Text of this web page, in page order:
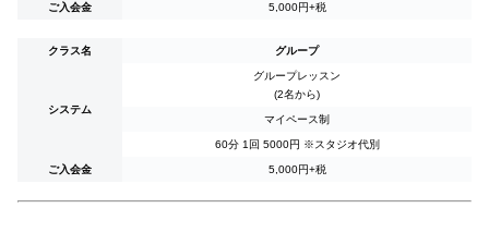
ご入会金 5,000円+税
クラス名 グループ
システム
グループレッスン
(2名から)
マイペース制
60分 1回 5000円 ※スタジオ代別
ご入会金 5,000円+税